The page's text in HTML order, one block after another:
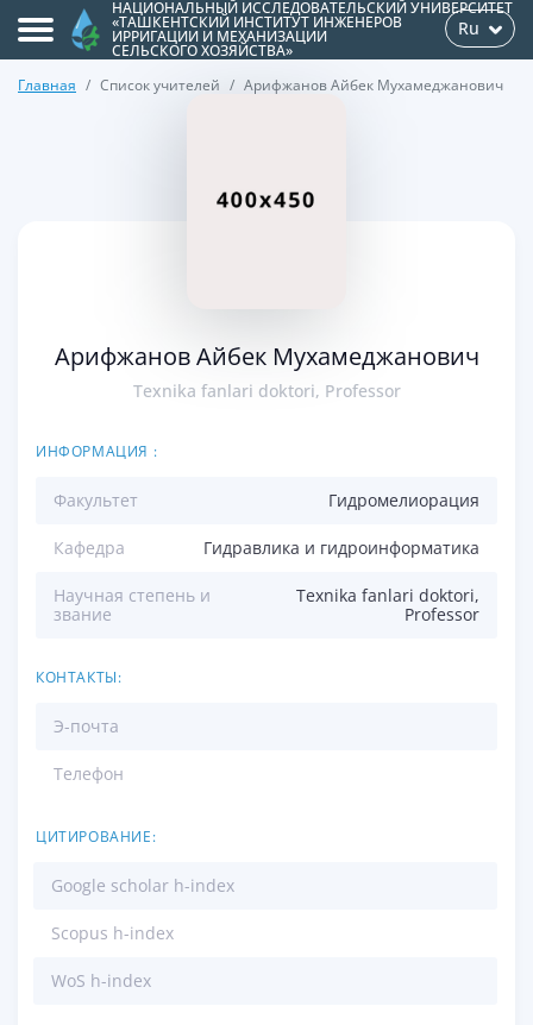
НАЦИОНАЛЬНЫЙ ИССЛЕДОВАТЕЛЬСКИЙ УНИВЕРСИТЕТ
«ТАШКЕНТСКИЙ ИНСТИТУТ ИНЖЕНЕРОВ
ИРРИГАЦИИ И МЕХАНИЗАЦИИ
СЕЛЬСКОГО ХОЗЯЙСТВА»
Ru
Главная Список учителей Арифжанов Айбек Мухамеджанович
Арифжанов Айбек Мухамеджанович
Texnika fanlari doktori, Professor
ИНФОРМАЦИЯ :
Факультет Гидромелиорация
Кафедра Гидравлика и гидроинформатика
Научная степень и
звание
Texnika fanlari doktori,
Professor
КОНТАКТЫ:
Э-почта
Телефон
ЦИТИРОВАНИЕ:
Google scholar h-index
Scopus h-index
WoS h-index